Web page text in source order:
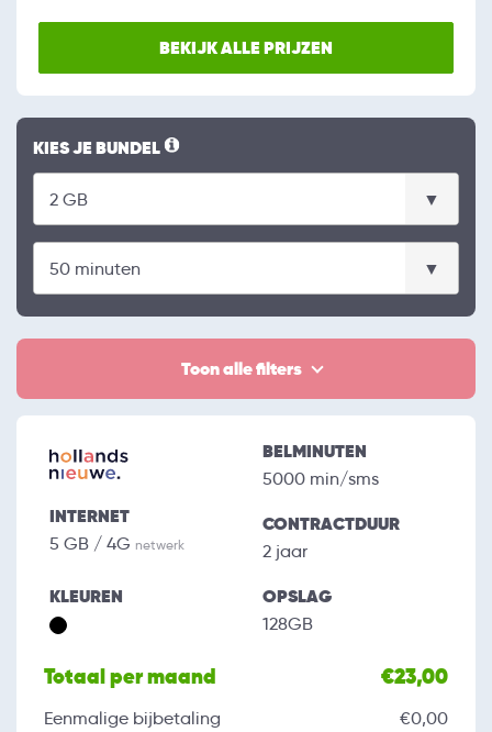
BEKIJK ALLE PRIJZEN
KIES JE BUNDEL
Toon alle filters
INTERNET
5 GB / 4G netwerk
BELMINUTEN
5000 min/sms
CONTRACTDUUR
2 jaar
KLEUREN OPSLAG
128GB
Totaal per maand €23,00
Eenmalige bijbetaling €0,00